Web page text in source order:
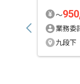
〜
業務委
九段下